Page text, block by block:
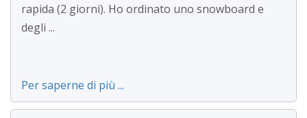
rapida (2 giorni). Ho ordinato uno snowboard e
degli ...
Per saperne di più ...